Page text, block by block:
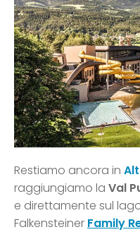
Restiamo ancora in
raggiungiamo la Val
e direttamente sul
Falkensteiner Family